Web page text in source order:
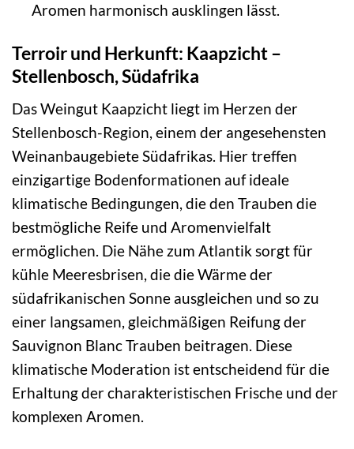
Aromen harmonisch ausklingen lässt.
Terroir und Herkunft: Kaapzicht –
Stellenbosch, Südafrika
Das Weingut Kaapzicht liegt im Herzen der
Stellenbosch-Region, einem der angesehensten
Weinanbaugebiete Südafrikas. Hier treffen
einzigartige Bodenformationen auf ideale
klimatische Bedingungen, die den Trauben die
bestmögliche Reife und Aromenvielfalt
ermöglichen. Die Nähe zum Atlantik sorgt für
kühle Meeresbrisen, die die Wärme der
südafrikanischen Sonne ausgleichen und so zu
einer langsamen, gleichmäßigen Reifung der
Sauvignon Blanc Trauben beitragen. Diese
klimatische Moderation ist entscheidend für die
Erhaltung der charakteristischen Frische und der
komplexen Aromen.